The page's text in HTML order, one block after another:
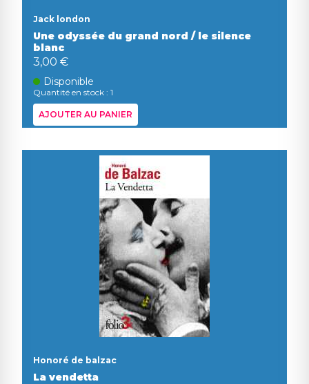
Jack london
Une odyssée du grand nord / le silence
blanc
3,00 €
Disponible
Quantité en stock : 1
AJOUTER AU PANIER
Honoré de balzac
La vendetta